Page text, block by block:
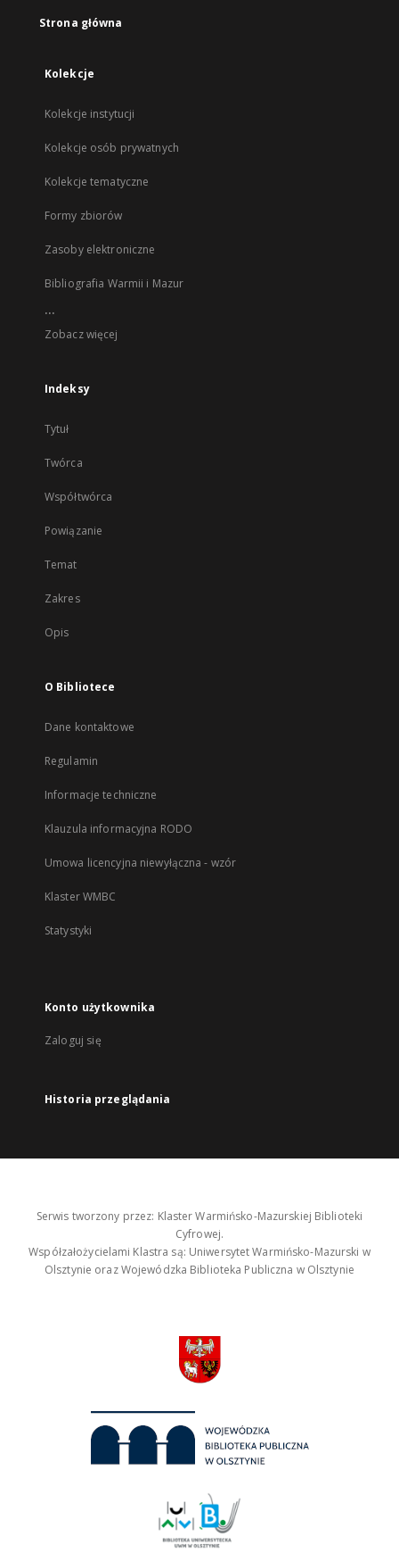
Strona główna
Kolekcje
Kolekcje instytucji
Kolekcje osób prywatnych
Kolekcje tematyczne
Formy zbiorów
Zasoby elektroniczne
Bibliografia Warmii i Mazur
...
Zobacz więcej
Indeksy
Tytuł
Twórca
Współtwórca
Powiązanie
Temat
Zakres
Opis
O Bibliotece
Dane kontaktowe
Regulamin
Informacje techniczne
Klauzula informacyjna RODO
Umowa licencyjna niewyłączna - wzór
Klaster WMBC
Statystyki
Konto użytkownika
Zaloguj się
Historia przeglądania
Serwis tworzony przez: Klaster Warmińsko-Mazurskiej Biblioteki
Cyfrowej.
Współzałożycielami Klastra są: Uniwersytet Warmińsko-Mazurski w
Olsztynie oraz Wojewódzka Biblioteka Publiczna w Olsztynie